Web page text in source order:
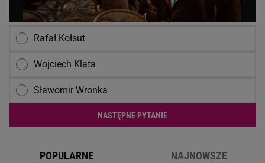
Rafał Kołsut
Wojciech Klata
Sławomir Wronka
NASTĘPNE PYTANIE
POPULARNE NAJNOWSZE